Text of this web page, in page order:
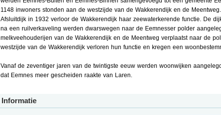
1148 inwoners stonden aan de westzijde van de Wakkerendijk en de
Afsluitdijk in 1932 verloor de Wakkerendijk haar zeewaterkerende functie. De
na een ruilverkaveling werden dwarswegen naar de Eemnesser polder
melkveehouderijen van de Wakkerendijk en de Meentweg verplaatst naar de
westzijde van de Wakkerendijk verloren hun functie en kregen een
Vanaf de zeventiger jaren van de twintigste eeuw werden woonwijken
dat Eemnes meer gescheiden raakte van Laren.
Informatie